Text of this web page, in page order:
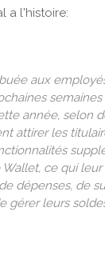
a l'histoire:
aux
année, selon
attirer les
ce qui
dépenses, de
gérer leurs